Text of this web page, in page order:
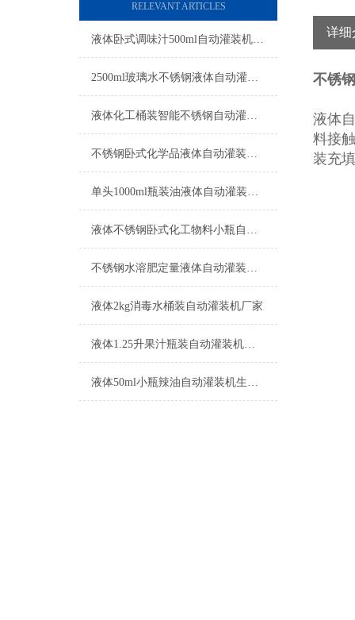
RELEVANT ARTICLES
液体卧式调味汁500ml自动灌装机工厂生产
2500ml玻璃水不锈钢液体自动灌装机操作简单
液体化工桶装智能不锈钢自动灌装机操作简单
不锈钢卧式化学品液体自动灌装机操作简单
单头1000ml瓶装油液体自动灌装机参数
液体不锈钢卧式化工物料小瓶自动灌装机参数
不锈钢水溶肥定量液体自动灌装机生产厂家
液体2kg消毒水桶装自动灌装机厂家
液体1.25升果汁瓶装自动灌装机功能介绍
液体50ml小瓶辣油自动灌装机生产厂家
详细
不锈
液体
料接
装充